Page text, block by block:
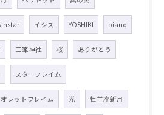
イシス YOSHIKI piano
三峯神社 桜 ありがとう
スターフレイム
レットフレイム 光 牡羊座新月